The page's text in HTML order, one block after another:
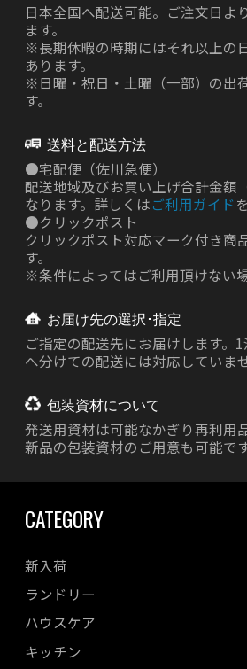
日本全国へ配送可能。ご注文日よ
ます。
※長期休暇の時期にはそれ以上の
あります。
※日曜・祝日・土曜（一部）の出
す。
送料と配送方法
●宅配便（佐川急便）
配送地域及びお買い上げ合計金額
なります。詳しくはご利用ガイド
●クリックポスト
クリックポスト対応マーク付き商
す。
※条件によってはご利用頂けない
お届け先の選択･指定
ご指定の配送先にお届けします。
へ分けての配送には対応していま
包装資材について
発送用資材は可能なかぎり再利用
新品の包装資材のご用意も可能です
CATEGORY
新入荷
ランドリー
ハウスケア
キッチン